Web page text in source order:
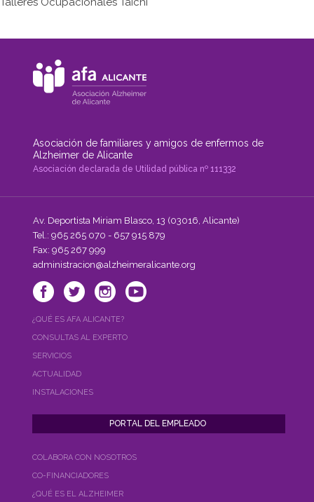
Asociación de familiares y amigos de enfermos de
Alzheimer de Alicante
Asociación declarada de Utilidad pública nº 111332
Av. Deportista Miriam Blasco, 13 (03016, Alicante)
Tel.: 965 265 070 - 657 915 879
Fax: 965 267 999
administracion@alzheimeralicante.org
¿QUÉ ES AFA ALICANTE?
CONSULTAS AL EXPERTO
SERVICIOS
ACTUALIDAD
INSTALACIONES
COLABORA CON NOSOTROS
CO-FINANCIADORES
¿QUÉ ES EL ALZHEIMER